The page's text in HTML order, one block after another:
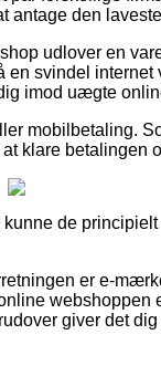
antage den
udlover en
svindel
imod uægte
mobilbetaling.
klare betalingen
de
er e-
webshoppen
giver det